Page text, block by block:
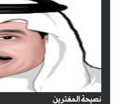
نصيحة المغترين